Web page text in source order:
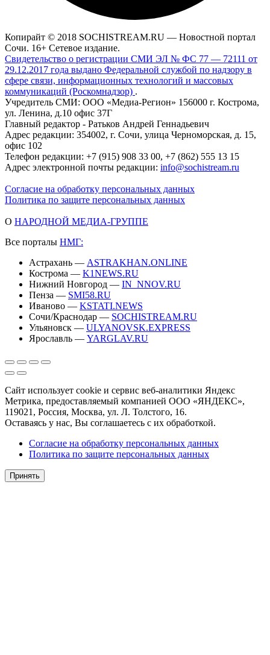
Копирайт © 2018 SOCHISTREAM.RU — Новостной портал
Сочи. 16+ Сетевое издание.
Свидетельство о регистрации СМИ ЭЛ № ФС 77 — 72111 от
29.12.2017 года выдано Федеральной службой по надзору в
сфере связи, информационных технологий и массовых
коммуникаций (Роскомнадзор) .
Учредитель СМИ: ООО «Медиа-Регион» 156000 г. Кострома,
ул. Ленина, д.10 офис 37Г
Главный редактор - Ратьков Андрей Геннадьевич
Адрес редакции: 354002, г. Сочи, улица Черноморская, д. 15,
офис 102
Телефон редакции: +7 (915) 908 33 00, +7 (862) 555 13 15
Адрес электронной почты редакции: info@sochistream.ru
Согласие на обработку персональных данных
Политика по защите персональных данных
О НАРОДНОЙ МЕДИА-ГРУППЕ
Все порталы НМГ:
Астрахань — ASTRAKHAN.ONLINE
Кострома — K1NEWS.RU
Нижний Новгород — IN_NNOV.RU
Пенза — SMI58.RU
Иваново — KSTATI.NEWS
Сочи/Краснодар — SOCHISTREAM.RU
Ульяновск — ULYANOVSK.EXPRESS
Ярославль — YARGLAV.RU
Сайт использует cookie и сервис веб-аналитики Яндекс
Метрика, предоставляемый компанией ООО «ЯНДЕКС»,
119021, Россия, Москва, ул. Л. Толстого, 16.
Оставаясь у нас, Вы соглашаетесь с их обработкой.
Согласие на обработку персональных данных
Политика по защите персональных данных
Принять